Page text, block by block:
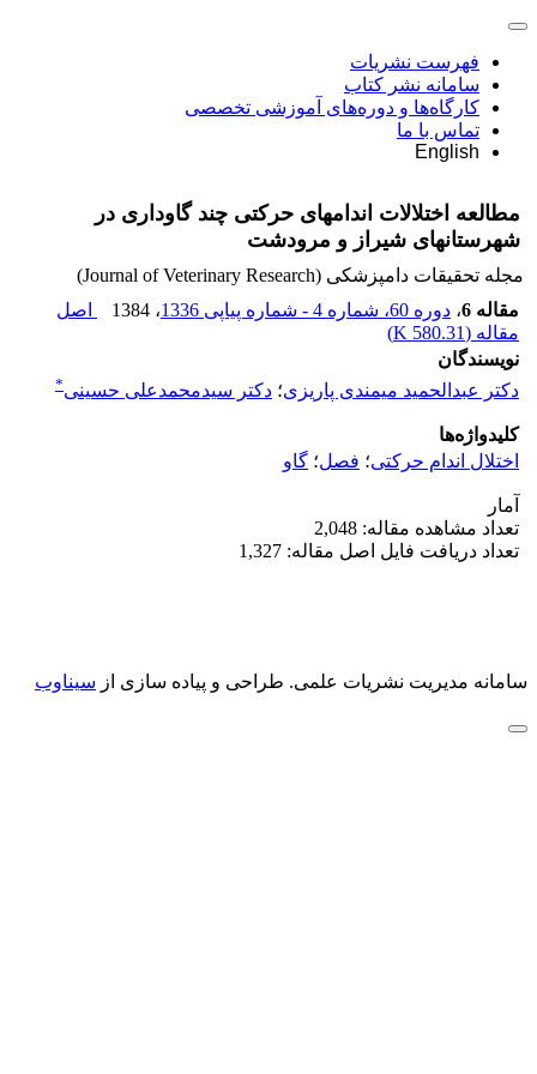
فهرست نشریات
سامانه نشر کتاب
کارگاه‌ها و دوره‌های آموزشی تخصصی
تماس با ما
English
مطالعه اختلالات اندامهای حرکتی چند گاوداری در
شهرستانهای شیراز و مرودشت
مجله تحقیقات دامپزشکی (Journal of Veterinary Research)
مقاله 6
، دوره 60، شماره 4 - شماره پیاپی 1336 ، 1384
اصل
مقاله (580.31 K
)
نویسندگان
دکتر عبدالحمید میمندی پاریزی؛ دکتر سیدمحمدعلی حسینی*
کلیدواژه‌ها
اختلال اندام حرکتی؛ فصل؛ گاو
آمار
تعداد مشاهده مقاله: 2,048
تعداد دریافت فایل اصل مقاله: 1,327
سامانه مدیریت نشریات علمی. طراحی و پیاده سازی از سیناوب